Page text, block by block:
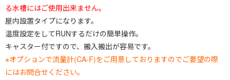
る水槽にはご使用出来ません。
屋内設置タイプになります。
温度設定をしてRUNするだけの簡単操作。
キャスター付ですので、搬入搬出が容易です。
※オプションで流量計(CA-F)をご用意しておりますのでご要望の際
にはお問合せください。